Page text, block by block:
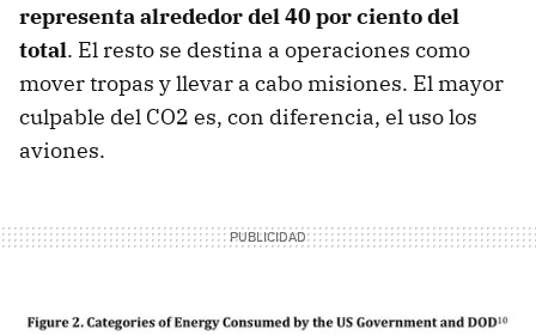
representa alrededor del 40 por ciento del
total. El resto se destina a operaciones como
mover tropas y llevar a cabo misiones. El mayor
culpable del CO2 es, con diferencia, el uso los
aviones.